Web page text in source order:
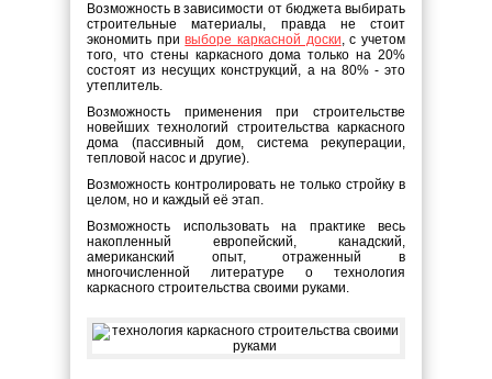
Возможность в зависимости от бюджета выбирать
строительные материалы, правда не стоит
экономить привыборе каркасной доски, с учетом
того, что стены каркасного дома только на 20%
состоят из несущих конструкций, а на 80% - это
утеплитель.
Возможность применения при строительстве
новейших технологий строительства каркасного
дома (пассивный дом, система рекуперации,
тепловой насос и другие).
Возможность контролировать не только стройку в
целом, но и каждый её этап.
Возможность использовать на практике весь
накопленный европейский, канадский,
американский опыт, отраженный в
многочисленной литературе о технология
каркасного строительства своими руками.